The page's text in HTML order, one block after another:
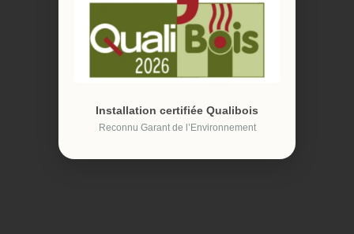
Installation certifiée Qualibois
Reconnu Garant de l’Environnement